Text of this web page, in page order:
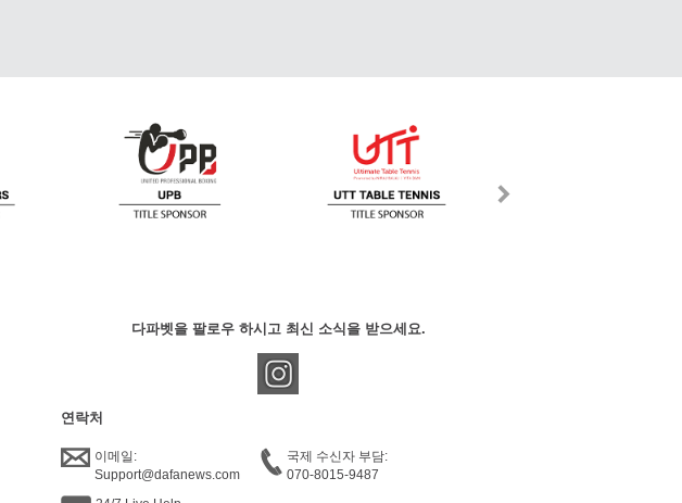
다파벳을 팔로우 하시고 최신 소식을 받으세요.
연락처
이메일:
Support@dafanews.com
국제 수신자 부담:
070-8015-9487